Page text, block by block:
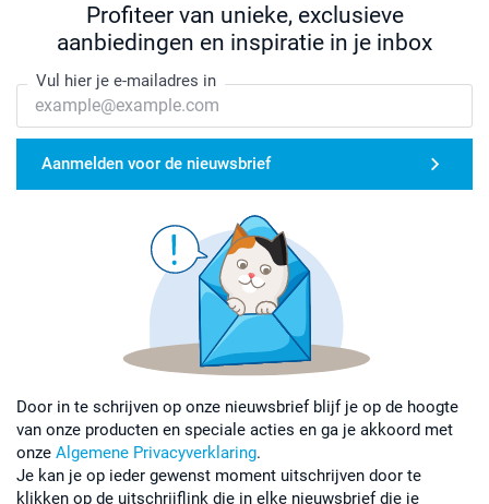
Profiteer van unieke, exclusieve
aanbiedingen en inspiratie in je inbox
Vul hier je e-mailadres in
Aanmelden voor de nieuwsbrief
Door in te schrijven op onze nieuwsbrief blijf je op de hoogte
van onze producten en speciale acties en ga je akkoord met
onze Algemene Privacyverklaring.
Je kan je op ieder gewenst moment uitschrijven door te
klikken op de uitschrijflink die in elke nieuwsbrief die je